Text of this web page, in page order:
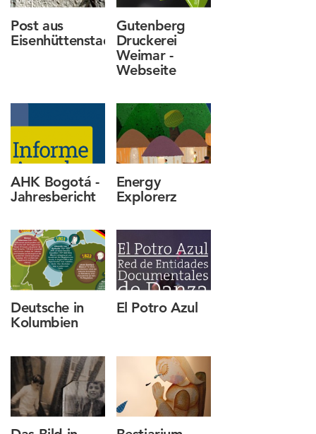
Post aus
Eisenhüttenstadt
Gutenberg
Druckerei
Weimar -
Webseite
AHK Bogotá -
Jahresbericht
Energy
Explorerz
Deutsche in
Kolumbien
El Potro Azul
Schillers
Gartenhaus
(Jena),
Jena),
ThULB:
Thüringer
Universitäts-
und
Coburg.